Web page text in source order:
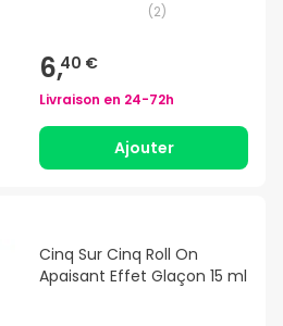
(2)
6,40 €
Livraison en 24-72h
Ajouter
Cinq Sur Cinq Roll On
Apaisant Effet Glaçon 15 ml